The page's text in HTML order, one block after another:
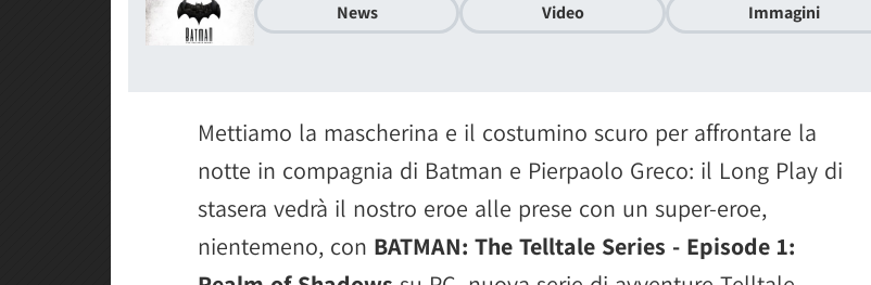
News Video Immagini
Mettiamo la mascherina e il costumino scuro per affrontare la
notte in compagnia di Batman e Pierpaolo Greco: il Long Play di
stasera vedrà il nostro eroe alle prese con un super-eroe,
nientemeno, con BATMAN: The Telltale Series - Episode 1: